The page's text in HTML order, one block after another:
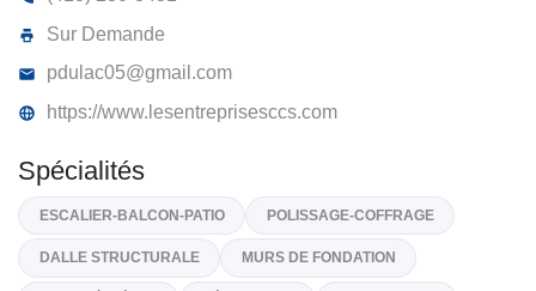
LES ENTREPRISES C.C.S. INC
(418) 230-8431
Sur Demande
pdulac05@gmail.com